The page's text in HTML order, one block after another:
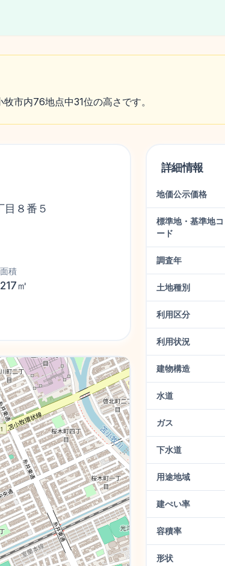
市内76地点中31位の高さです。
目８番５
面積
217㎡
詳細情報
地価公示価格
標準地・基準地コ
ード
調査年
土地種別
利用区分
利用状況
建物構造
水道
ガス
下水道
用途地域
建ぺい率
容積率
形状